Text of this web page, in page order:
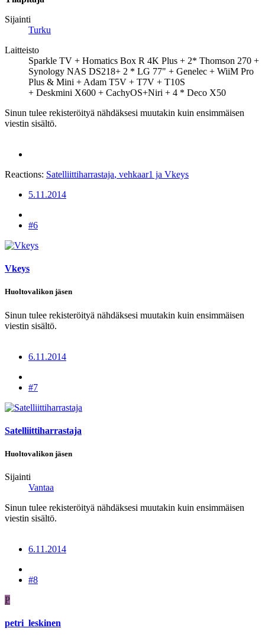
Sijainti
Turku
Laitteisto
Sparkle TV + Homatics Box R 4K Plus + 2* Thomson 270 +
Synology NAS DS218+ 2 * LG 77" + Genelec + WiiM Pro
Plus & Mini + Adam T5V + T7V + T10S
+ Deskmini X600 + CachyOS+Niri + 4 * Deco X50
Sinun tulee rekisteröityä nähdäksesi muutakin kuin ensimmäisen
viestin sisältö.
Reactions: Satelliittiharrastaja, vehkaar1 ja Vkeys
5.11.2014
#6
Vkeys
Huoltovalikon jäsen
Sinun tulee rekisteröityä nähdäksesi muutakin kuin ensimmäisen
viestin sisältö.
6.11.2014
#7
Satelliittiharrastaja
Huoltovalikon jäsen
Sijainti
Vantaa
Sinun tulee rekisteröityä nähdäksesi muutakin kuin ensimmäisen
viestin sisältö.
6.11.2014
#8
P
petri_leskinen